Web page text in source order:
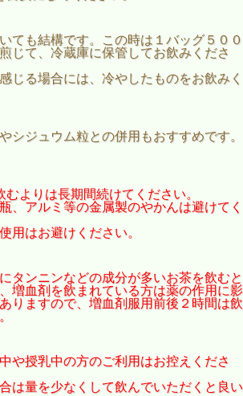
ても結構です。この時は１バッグ５００
じて、冷蔵庫に保管してお飲みくださ
じる場合には、冷やしたものをお飲みく
シジュウム粒との併用もおすすめです。
むよりは長期間続けてください。
、アルミ等の金属製のやかんは避けてく
用はお避けください。
タンニンなどの成分が多いお茶を飲むと
増血剤を飲まれている方は薬の作用に影
りますので、増血剤服用前後２時間は飲
や授乳中の方のご利用はお控えくださ
は量を少なくして飲んでいただくと良い